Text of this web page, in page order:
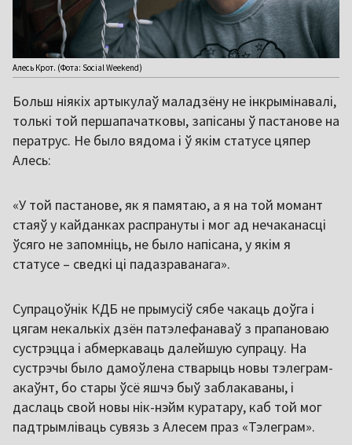
Алесь Крот. (Фота: Social Weekend)
Больш ніякіх артыкулаў маладзёну не інкрымінавалі,
толькі той першапачатковы, запісаны ў пастанове на
ператрус. Не было вядома і ў якім статусе цяпер
Алесь:
«У той пастанове, як я памятаю, а я на той момант
стаяў у кайданках распрануты і мог ад нечаканасці
ўсяго не запомніць, не было напісана, у якім я
статусе – сведкі ці падазраванага».
Супрацоўнік КДБ не прымусіў сябе чакаць доўга і
цягам некалькіх дзён патэлефанаваў з прапановаю
сустрэцца і абмеркаваць далейшую супрацу. На
сустрэчы было дамоўлена стварыць новы тэлеграм-
акаўнт, бо стары ўсё яшчэ быў заблакаваны, і
даслаць свой новы нік-нэйм куратару, каб той мог
падтрымліваць сувязь з Алесем праз «Тэлеграм».